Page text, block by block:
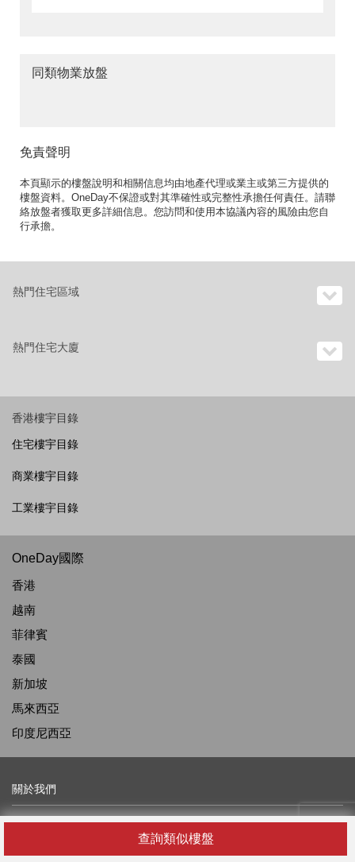
查詢類似樓盤
同類物業放盤
免責聲明
本頁顯示的樓盤說明和相關信息均由地產代理或業主或第三方提供的
樓盤資料。OneDay不保證或對其準確性或完整性承擔任何責任。請聯
絡放盤者獲取更多詳細信息。您訪問和使用本協議內容的風險由您自
行承擔。
熱門住宅區域
熱門住宅大廈
香港樓宇目錄
住宅樓宇目錄
商業樓宇目錄
工業樓宇目錄
OneDay國際
香港
越南
菲律賓
泰國
新加坡
馬來西亞
印度尼西亞
關於我們
關於我們